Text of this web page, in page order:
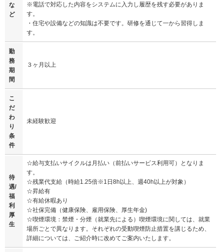
な
ど
※電話で対応した内容をシステムに入力し履歴を残す必要がありま
す。
・住宅や設備などの知識は不要です。研修を通じて一から習得しま
す。
勤
務
期
間
３ヶ月以上
こ
だ
わ
り
条
件
未経験歓迎
待
遇/
福
利
厚
生
☆給与支払いサイクルは月払い（前払いサービス利用可）となりま
す。
☆残業代支給（時給1.25倍※1日8h以上、週40h以上が対象）
☆昇給有
☆有給休暇あり
☆社保完備（健康保険、雇用保険、厚生年金)
☆喫煙環境：禁煙・分煙（就業先による）喫煙環境に関しては、就業
場所ごとで異なります。それぞれの受動喫煙防止措置を講じるため、
詳細については、ご紹介時に改めてご案内いたします。